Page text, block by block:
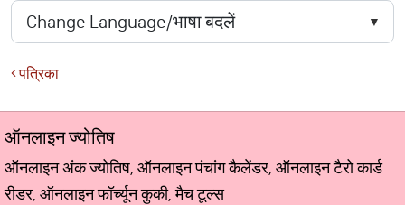
पत्रिका
ऑनलाइन ज्योतिष
ऑनलाइन अंक ज्योतिष, ऑनलाइन पंचांग कैलेंडर, ऑनलाइन टैरो कार्ड
रीडर, ऑनलाइन फॉर्च्यून कुकी, मैच टूल्स